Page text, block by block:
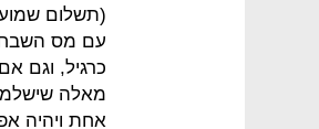
(תשלום
כרגיל, וגם
מאלה
אחת ויהיה